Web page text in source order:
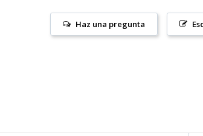
Haz una pregunta